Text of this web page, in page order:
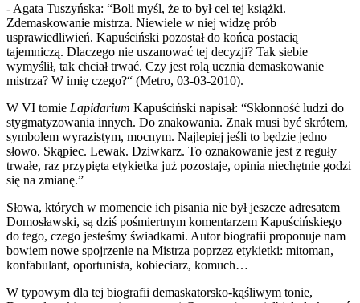
- Agata Tuszyńska: “Boli myśl, że to był cel tej książki.
Zdemaskowanie mistrza. Niewiele w niej widzę prób
usprawiedliwień. Kapuściński pozostał do końca postacią
tajemniczą. Dlaczego nie uszanować tej decyzji? Tak siebie
wymyślił, tak chciał trwać. Czy jest rolą ucznia demaskowanie
mistrza? W imię czego?“ (Metro, 03-03-2010).
W VI tomie Lapidarium Kapuściński napisał: “Skłonność ludzi do
stygmatyzowania innych. Do znakowania. Znak musi być skrótem,
symbolem wyrazistym, mocnym. Najlepiej jeśli to będzie jedno
słowo. Skąpiec. Lewak. Dziwkarz. To oznakowanie jest z reguły
trwałe, raz przypięta etykietka już pozostaje, opinia niechętnie godzi
się na zmianę.”
Słowa, których w momencie ich pisania nie był jeszcze adresatem
Domosławski, są dziś pośmiertnym komentarzem Kapuścińskiego
do tego, czego jesteśmy świadkami. Autor biografii proponuje nam
bowiem nowe spojrzenie na Mistrza poprzez etykietki: mitoman,
konfabulant, oportunista, kobieciarz, komuch…
W typowym dla tej biografii demaskatorsko-kąśliwym tonie,